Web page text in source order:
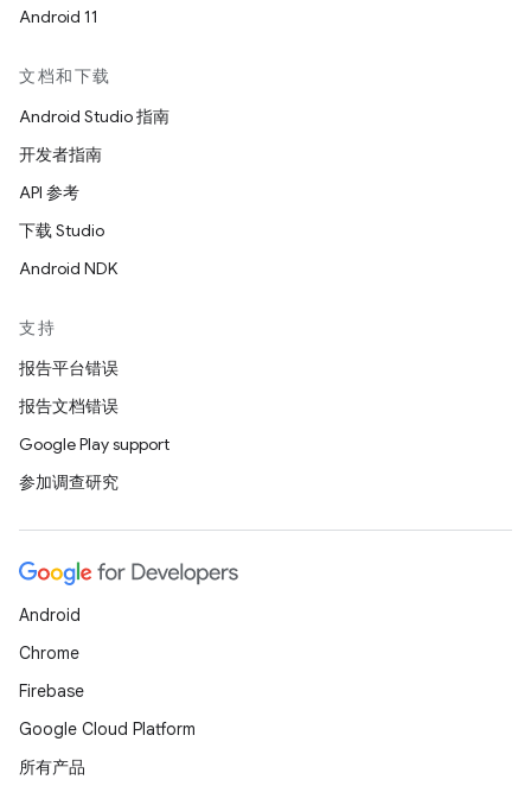
Android 11
文档和下载
Android Studio 指南
开发者指南
API 参考
下载 Studio
Android NDK
支持
报告平台错误
报告文档错误
Google Play support
参加调查研究
Android
Chrome
Firebase
Google Cloud Platform
所有产品